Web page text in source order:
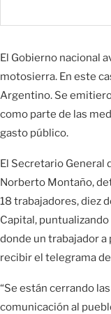
El Gobierno nacional
motosierra. En este
Argentino. Se
como parte de las
gasto público.
El Secretario General
Norberto Montaño,
18 trabajadores, diez
Capital,
donde un trabajador
recibir el telegrama
“Se están cerrando
comunicación al